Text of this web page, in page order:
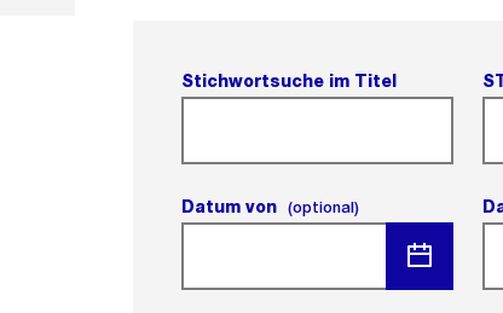
Stichwortsuche im Titel
Datum von (optional)